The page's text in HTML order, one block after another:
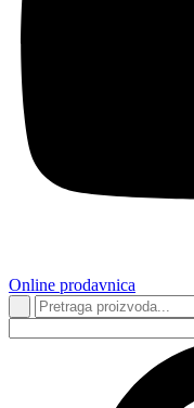
Online prodavnica